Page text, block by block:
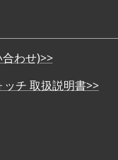
わせ)>>
チ 取扱説明書>>